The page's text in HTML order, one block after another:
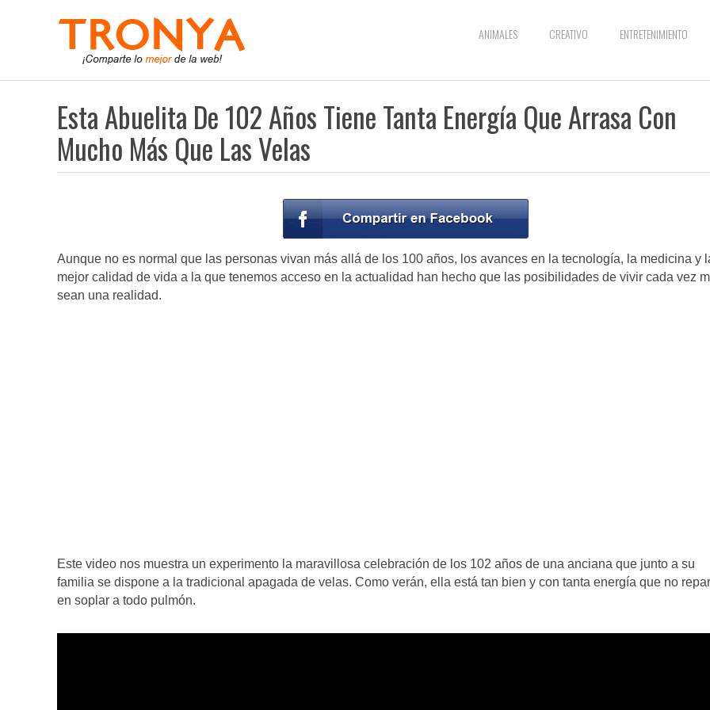
ANIMALES CREATIVO ENTRETENIMIENTO
Esta Abuelita De 102 Años Tiene Tanta Energía Que Arrasa Con
Mucho Más Que Las Velas
Aunque no es normal que las personas vivan más allá de los 100 años, los avances en la tecnología, la medicina y
mejor calidad de vida a la que tenemos acceso en la actualidad han hecho que las posibilidades de vivir cada vez
sean una realidad.
Este video nos muestra un experimento la maravillosa celebración de los 102 años de una anciana que junto a su
familia se dispone a la tradicional apagada de velas. Como verán, ella está tan bien y con tanta energía que no
en soplar a todo pulmón.